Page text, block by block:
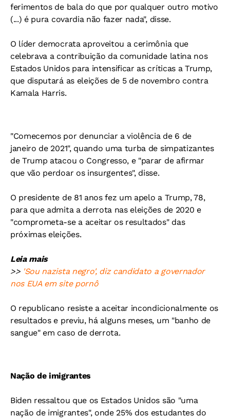
ferimentos de bala do que por qualquer outro motivo
(...) é pura covardia não fazer nada", disse.
O líder democrata aproveitou a cerimônia que
celebrava a contribuição da comunidade latina nos
Estados Unidos para intensificar as críticas a Trump,
que disputará as eleições de 5 de novembro contra
Kamala Harris.
"Comecemos por denunciar a violência de 6 de
janeiro de 2021", quando uma turba de simpatizantes
de Trump atacou o Congresso, e "parar de afirmar
que vão perdoar os insurgentes", disse.
O presidente de 81 anos fez um apelo a Trump, 78,
para que admita a derrota nas eleições de 2020 e
"comprometa-se a aceitar os resultados" das
próximas eleições.
Leia mais
>>'Sou nazista negro', diz candidato a governador
nos EUA em site pornô
O republicano resiste a aceitar incondicionalmente os
resultados e previu, há alguns meses, um "banho de
sangue" em caso de derrota.
Nação de imigrantes
Biden ressaltou que os Estados Unidos são "uma
nação de imigrantes", onde 25% dos estudantes do